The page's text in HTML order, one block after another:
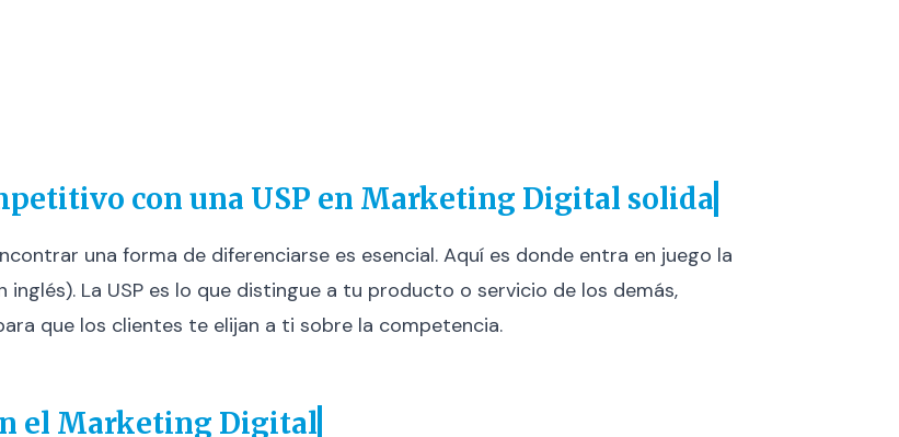
con una USP en Marketing Digital solida
una forma de diferenciarse es esencial. Aquí es donde entra en juego la
inglés). La USP es lo que distingue a tu producto o servicio de los demás,
que los clientes te elijan a ti sobre la competencia.
el Marketing Digital